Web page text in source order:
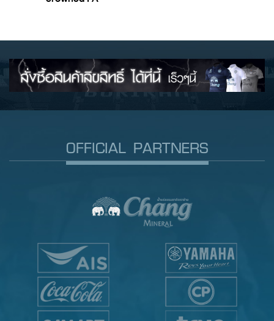
OFFICIAL PARTNERS